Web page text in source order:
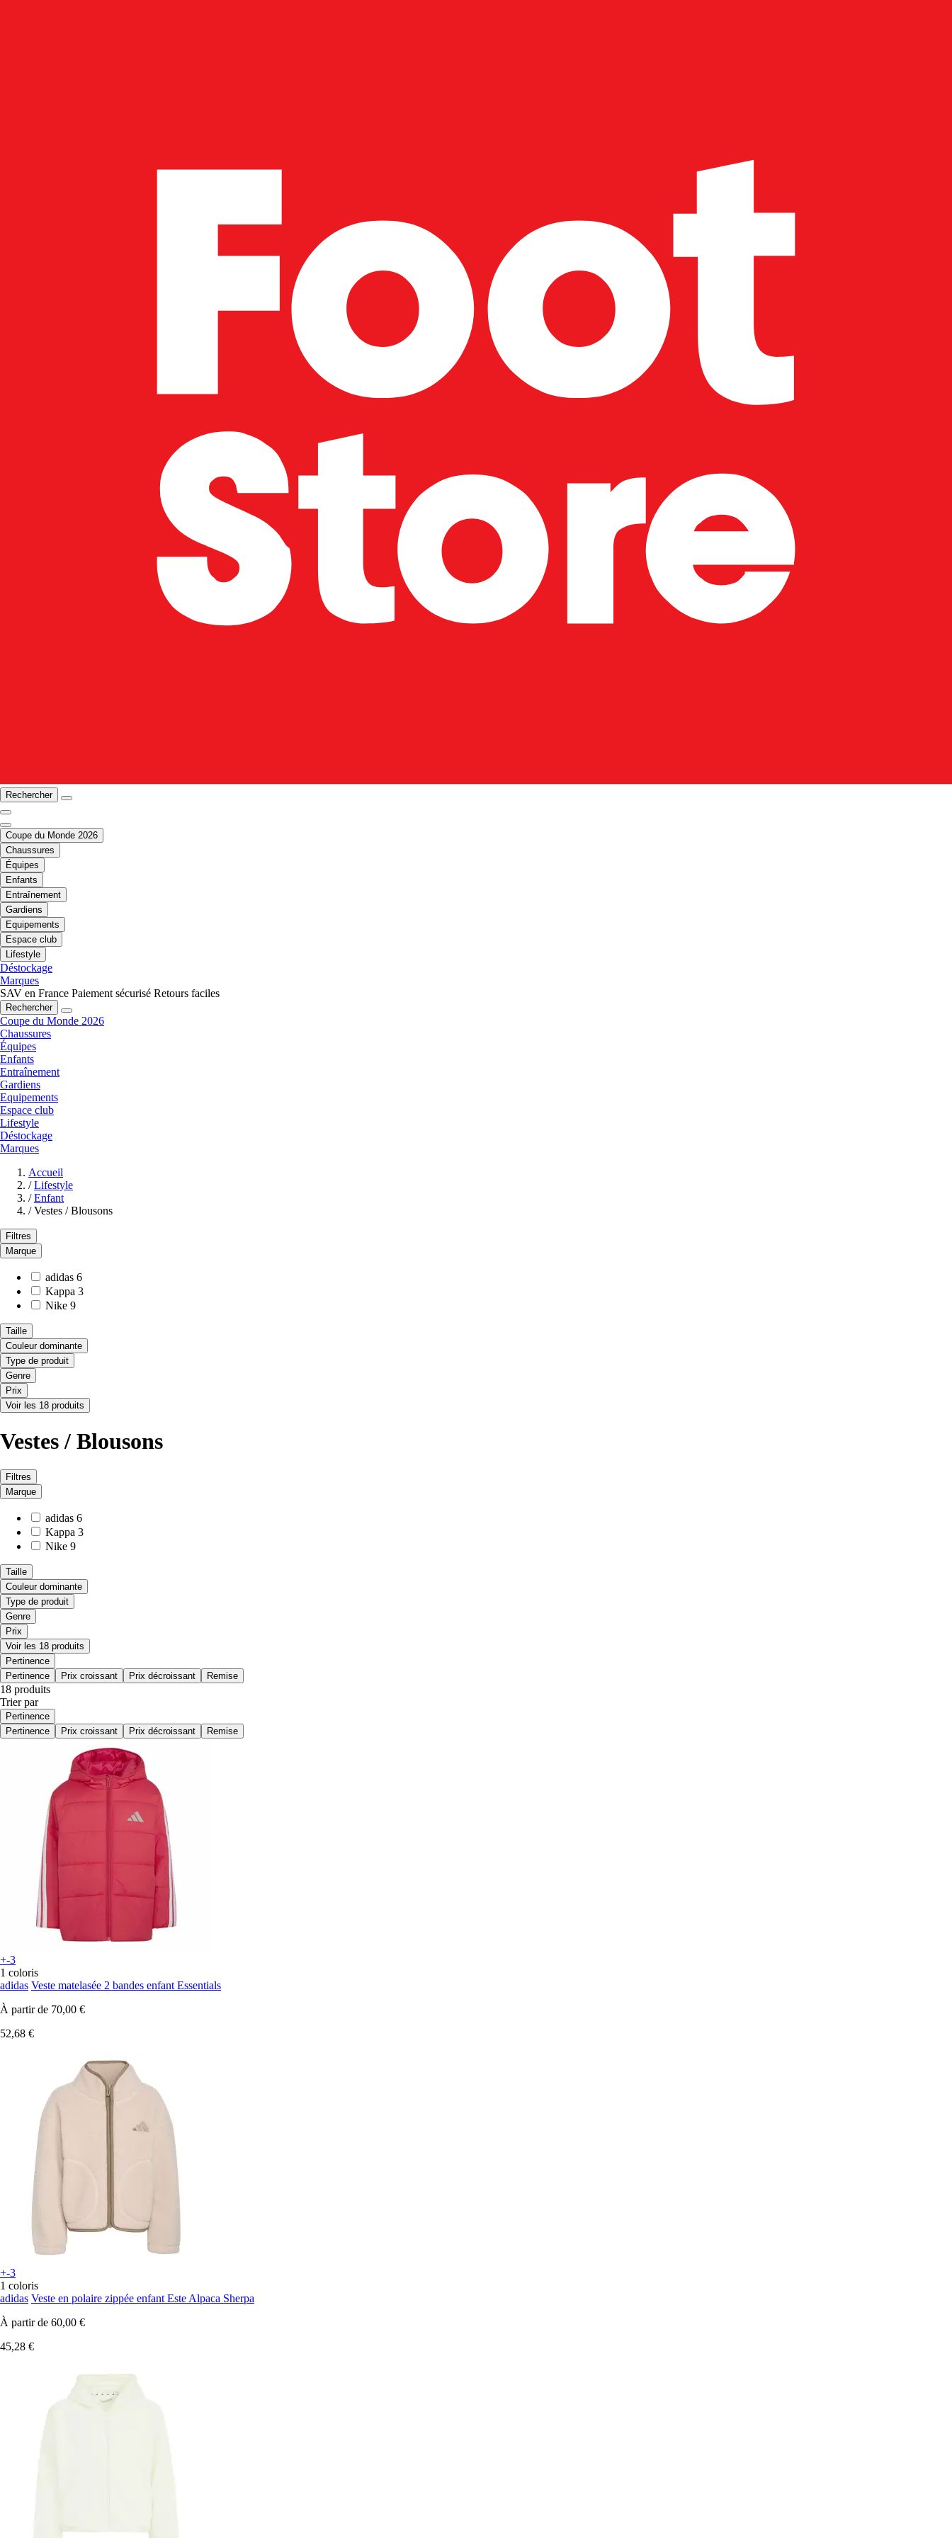
Rechercher
Coupe du Monde 2026
Chaussures
Équipes
Enfants
Entraînement
Gardiens
Equipements
Espace club
Lifestyle
Déstockage
Marques
SAV en France Paiement sécurisé Retours faciles
Rechercher
Coupe du Monde 2026
Chaussures
Équipes
Enfants
Entraînement
Gardiens
Equipements
Espace club
Lifestyle
Déstockage
Marques
Accueil
/ Lifestyle
/ Enfant
/ Vestes / Blousons
Filtres
Marque
adidas 6
Kappa 3
Nike 9
Taille
Couleur dominante
Type de produit
Genre
Prix
Voir les 18 produits
Vestes / Blousons
Filtres
Marque
adidas 6
Kappa 3
Nike 9
Taille
Couleur dominante
Type de produit
Genre
Prix
Voir les 18 produits
Pertinence
Pertinence
Prix croissant Prix décroissant Remise
18 produits
Trier par
Pertinence
Pertinence
Prix croissant Prix décroissant Remise
+-3
1 coloris
adidas Veste matelasée 2 bandes enfant Essentials
À partir de 70,00 €
52,68 €
+-3
1 coloris
adidas Veste en polaire zippée enfant Este Alpaca Sherpa
À partir de 60,00 €
45,28 €